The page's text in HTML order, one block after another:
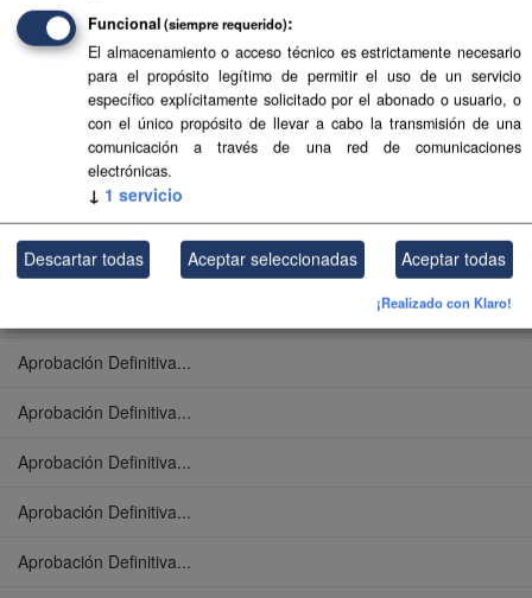
Aprobación Definitiva...
Aprobación Definitiva...
Aprobación Definitiva...
Aprobación Definitiva...
Aprobación Definitiva...
Aprobación Definitiva...
Aprobación Definitiva...
Aprobación Definitiva...
Aprobación Definitiva...
Aprobación Definitiva...
Funcional (siempre requerido)
El almacenamiento o acceso técnico es estrictamente necesario
para el propósito legítimo de permitir el uso de un servicio
específico explícitamente solicitado por el abonado o usuario, o
con el único propósito de llevar a cabo la transmisión de una
comunicación a través de una red de comunicaciones
electrónicas.
↓ 1 servicio
Descartar todas Aceptar seleccionadas Aceptar todas
¡Realizado con Klaro!